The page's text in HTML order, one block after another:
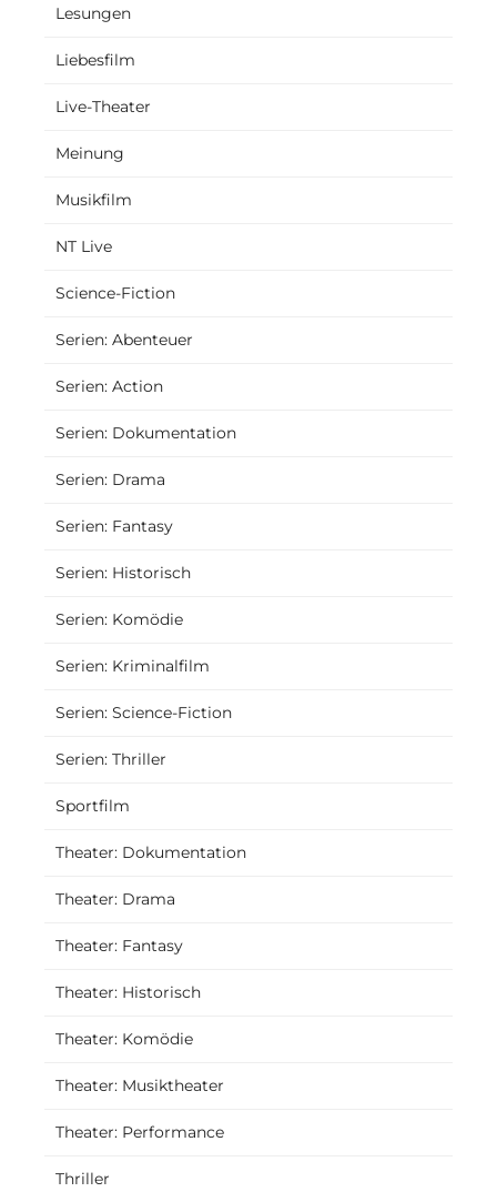
Lesungen
Liebesfilm
Live-Theater
Meinung
Musikfilm
NT Live
Science-Fiction
Serien: Abenteuer
Serien: Action
Serien: Dokumentation
Serien: Drama
Serien: Fantasy
Serien: Historisch
Serien: Komödie
Serien: Kriminalfilm
Serien: Science-Fiction
Serien: Thriller
Sportfilm
Theater: Dokumentation
Theater: Drama
Theater: Fantasy
Theater: Historisch
Theater: Komödie
Theater: Musiktheater
Theater: Performance
Thriller